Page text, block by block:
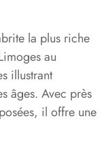
la plus riche
au
illustrant
âges. Avec près
il offre une